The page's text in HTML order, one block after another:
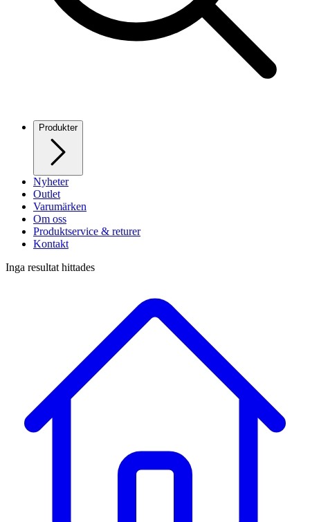
Produkter
Nyheter
Outlet
Varumärken
Om oss
Produktservice & returer
Kontakt
Inga resultat hittades